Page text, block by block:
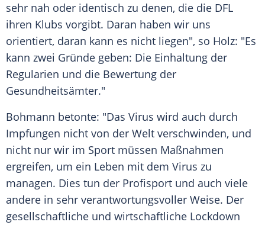
sehr nah oder identisch zu denen, die die DFL
ihren Klubs vorgibt. Daran haben wir uns
orientiert, daran kann es nicht liegen", so Holz: "Es
kann zwei Gründe geben: Die Einhaltung der
Regularien und die Bewertung der
Gesundheitsämter."
Bohmann betonte: "Das Virus wird auch durch
Impfungen nicht von der Welt verschwinden, und
nicht nur wir im Sport müssen Maßnahmen
ergreifen, um ein Leben mit dem Virus zu
managen. Dies tun der Profisport und auch viele
andere in sehr verantwortungsvoller Weise. Der
gesellschaftliche und wirtschaftliche Lockdown